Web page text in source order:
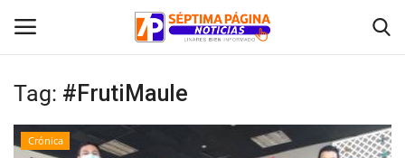
Inicio
Tag: #FrutiMaule
Crónica